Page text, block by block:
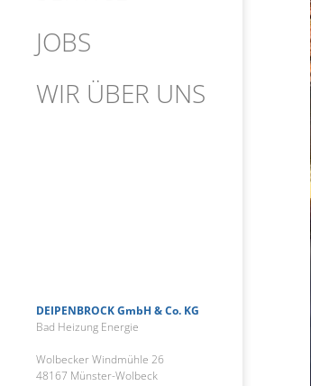
JOBS
WIR ÜBER UNS
DEIPENBROCK GmbH & Co. KG
Bad Heizung Energie
Wolbecker Windmühle 26
48167 Münster-Wolbeck